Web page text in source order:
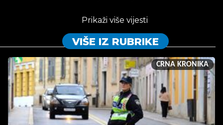
Prikaži više vijesti
VIŠE IZ RUBRIKE
CRNA KRONIKA